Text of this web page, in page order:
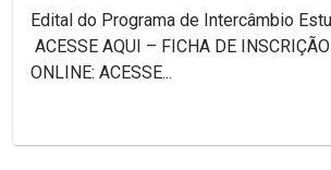
Edital do Programa de Intercâmbio
ACESSE AQUI – FICHA DE INSCRIÇÃO
ONLINE: ACESSE...